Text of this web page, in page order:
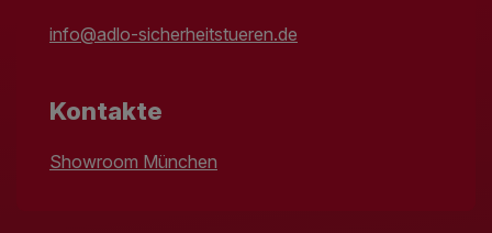
info@adlo-sicherheitstueren.de
Kontakte
Showroom München